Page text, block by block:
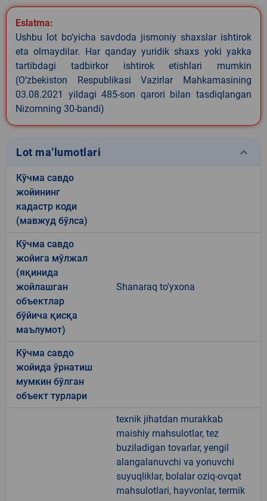
Eslatma:
Ushbu lot bo‘yicha savdoda jismoniy shaxslar ishtirok
eta olmaydilar. Har qanday yuridik shaxs yoki yakka
tartibdagi tadbirkor ishtirok etishlari mumkin
(O‘zbekiston Respublikasi Vazirlar Mahkamasining
03.08.2021 yildagi 485-son qarori bilan tasdiqlangan
Nizomning 30-bandi)
Lot ma’lumotlari keyboard_arrow_down
Кўчма савдо
жойининг
кадастр коди
(мавжуд бўлса)
Кўчма савдо
жойига мўлжал
(яқинида
жойлашган
объектлар
бўйича қисқа
маълумот)
Shanaraq to'yxona
Кўчма савдо
жойида ўрнатиш
мумкин бўлган
объект турлари
texnik jihatdan murakkab
maishiy mahsulotlar, tez
buziladigan tovarlar, yengil
alangalanuvchi va yonuvchi
suyuqliklar, bolalar oziq-ovqat
mahsulotlari, hayvonlar, termik